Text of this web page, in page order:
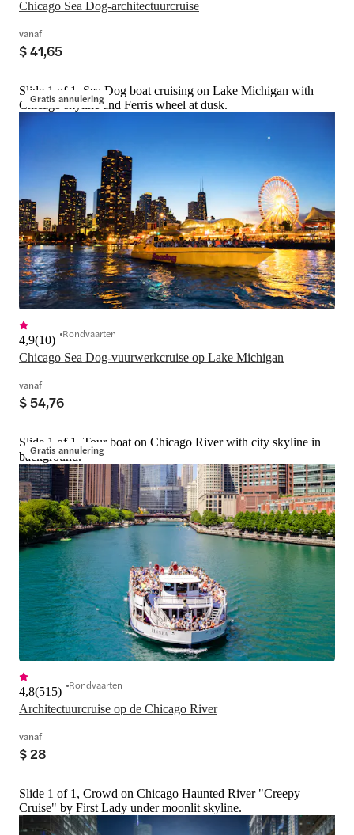
Chicago Sea Dog-architectuurcruise
vanaf
$ 41,65
Gratis annulering
Slide 1 of 1, Sea Dog boat cruising on Lake Michigan with
Chicago skyline and Ferris wheel at dusk.
Chicago Sea Dog-vuurwerkcruise op Lake Michigan
4,9(10) Rondvaarten
vanaf
$ 54,76
Gratis annulering
Slide 1 of 1, Tour boat on Chicago River with city skyline in
background.
Architectuurcruise op de Chicago River
4,8(515) Rondvaarten
vanaf
$ 28
Slide 1 of 1, Crowd on Chicago Haunted River "Creepy
Cruise" by First Lady under moonlit skyline.